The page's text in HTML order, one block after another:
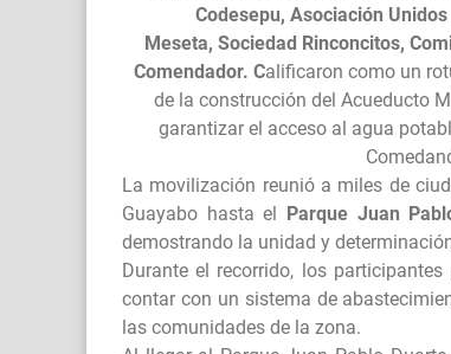
Codesepu, Asociación
Meseta, Sociedad Rinconcitos,
Comendador. Calificaron como un
de la construcción del Acueducto
garantizar el acceso al agua
La movilización reunió a miles de
Guayabo hasta el
Parque Juan
demostrando la unidad y
Durante el recorrido, los
contar con un sistema de
las comunidades de la zona.